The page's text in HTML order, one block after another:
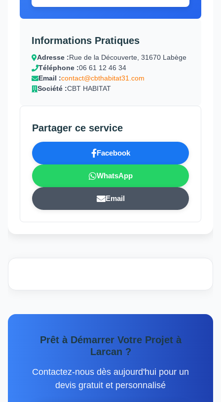
Informations Pratiques
Adresse :Rue de la Découverte, 31670 Labège
Téléphone :06 61 12 46 34
Email :contact@cbthabitat31.com
Société :CBT HABITAT
Partager ce service
Facebook
WhatsApp
Email
Prêt à Démarrer Votre Projet à
Larcan ?
Contactez-nous dès aujourd'hui pour un
devis gratuit et personnalisé